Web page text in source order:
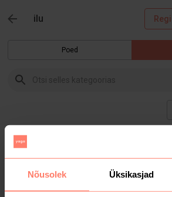
Nõusolek Üksikasjad
ilu
Poed
Hetkel selles kategoorias